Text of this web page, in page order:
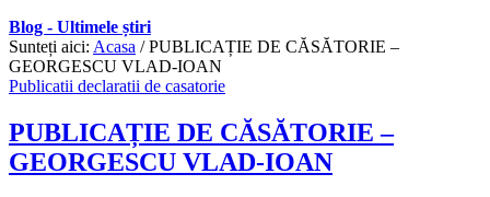
Blog - Ultimele știri
Sunteți aici: Acasa / PUBLICAȚIE DE CĂSĂTORIE –
GEORGESCU VLAD-IOAN
Publicatii declaratii de casatorie
PUBLICAȚIE DE CĂSĂTORIE –
GEORGESCU VLAD-IOAN